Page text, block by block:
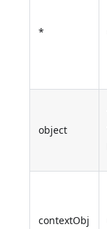
*
object
contextObj